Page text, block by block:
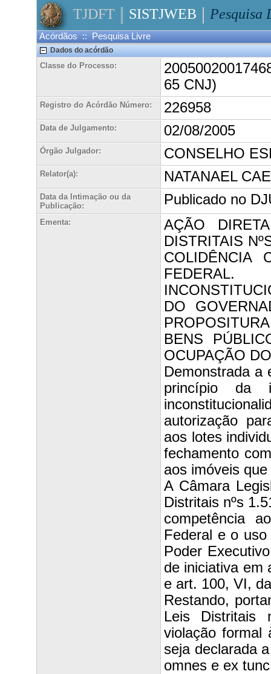
TJDFT SISTJWEB Pesquisa
Acórdãos :: Pesquisa Livre
Dados do acórdão
Classe do Processo:
65 CNJ)
Registro do Acórdão Número: 226958
Data de Julgamento: 02/08/2005
Órgão Julgador: CONSELHO
Relator(a): NATANAEL
Data da Intimação ou da
Publicação:
Publicado no
Ementa:
AÇÃO
DISTRITAIS
COLIDÊNCIA
DO
BENS
OCUPAÇÃO
Demonstrada a
princípio da
autorização
aos lotes
fechamento
aos imóveis
A Câmara
Distritais nºs
competência
Federal e o
Poder
de iniciativa em
e art. 100, VI,
Restando,
Leis Distritais
violação formal
seja declarada
omnes e ex